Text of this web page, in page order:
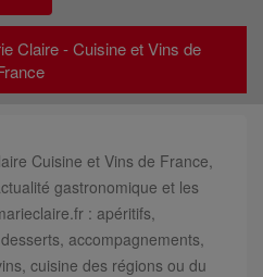
Claire - Cuisine et Vins de
Cuisine et Vins de France,
gastronomique et les
: apéritifs,
accompagnements,
cuisine des régions ou du